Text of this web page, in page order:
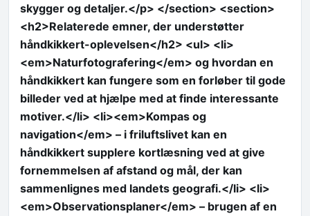
skygger og detaljer.</p> </section> <section>
<h2>Relaterede emner, der understøtter
håndkikkert-oplevelsen</h2> <ul> <li>
<em>Naturfotografering</em> og hvordan en
håndkikkert kan fungere som en forløber til gode
billeder ved at hjælpe med at finde interessante
motiver.</li> <li><em>Kompas og
navigation</em> – i friluftslivet kan en
håndkikkert supplere kortlæsning ved at give
fornemmelsen af afstand og mål, der kan
sammenlignes med landets geografi.</li> <li>
<em>Observationsplaner</em> – brugen af en